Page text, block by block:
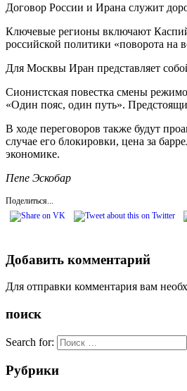
Договор России и Ирана служит
Ключевые регионы включают
российской политики «поворота на
Для Москвы Иран представляет
Сионистская повестка смены
«Один пояс, один путь».
В ходе переговоров также будут
случае его блокировки, цена за
экономике.
Пепе Эскобар
Поделиться...
Добавить комментарий
Для отправки комментария вам
поиск
Search for:
Рубрики